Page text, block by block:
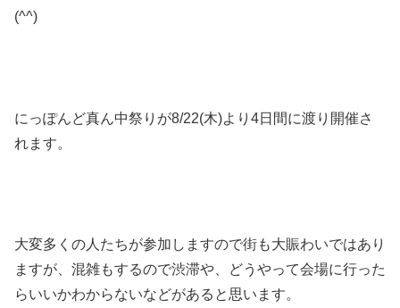
(^^)
にっぽんど真ん中祭りが8/22(木)より4日間に渡り開催さ
れます。
大変多くの人たちが参加しますので街も大賑わいではあり
ますが、混雑もするので渋滞や、どうやって会場に行った
らいいかわからないなどがあると思います。